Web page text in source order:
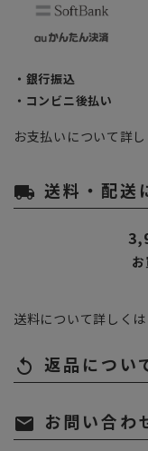
・銀行振込
・コンビニ後払い
お支払いについて詳
local_shipping 送料・配送
送料について詳しくは
replay 返品につい
mail お問い合わ